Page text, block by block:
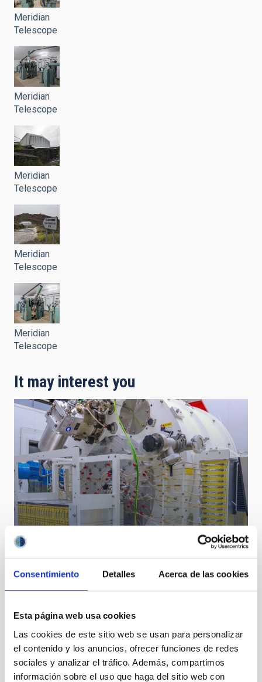
Consentimiento Detalles Acerca de las cookies
Esta página web usa cookies
Las cookies de este sitio web se usan para personalizar
el contenido y los anuncios, ofrecer funciones de redes
sociales y analizar el tráfico. Además, compartimos
información sobre el uso que haga del sitio web con
Meridian
Telescope
Meridian
Telescope
Meridian
Telescope
Meridian
Telescope
Meridian
Telescope
It may interest you
Design, development and manufacture of electronic
systems